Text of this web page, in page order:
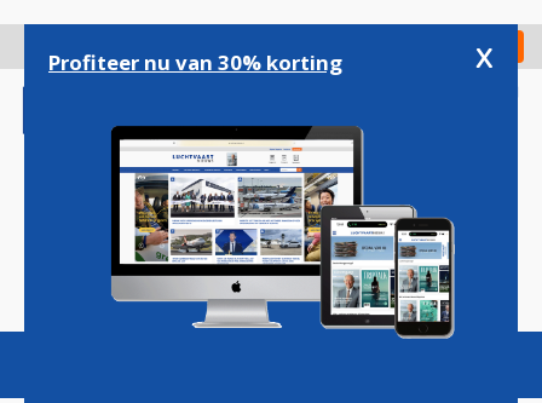
gaan
Check in
Magazine Podcasts Vacatures
Profiteer nu van 30% korting x